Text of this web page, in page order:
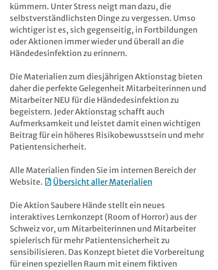
kümmern. Unter Stress neigt man dazu, die
selbstverständlichsten Dinge zu vergessen. Umso
wichtiger ist es, sich gegenseitig, in Fortbildungen
oder Aktionen immer wieder und überall an die
Händedesinfektion zu erinnern.
Die Materialien zum diesjährigen Aktionstag bieten
daher die perfekte Gelegenheit Mitarbeiterinnen und
Mitarbeiter NEU für die Händedesinfektion zu
begeistern. Jeder Aktionstag schafft auch
Aufmerksamkeit und leistet damit einen wichtigen
Beitrag für ein höheres Risikobewusstsein und mehr
Patientensicherheit.
Alle Materialien finden Sie im internen Bereich der
Website.
Übersicht aller Materialien
Die Aktion Saubere Hände stellt ein neues
interaktives Lernkonzept (Room of Horror) aus der
Schweiz vor, um Mitarbeiterinnen und Mitarbeiter
spielerisch für mehr Patientensicherheit zu
sensibilisieren. Das Konzept bietet die Vorbereitung
für einen speziellen Raum mit einem fiktiven
Search
Login
Legal